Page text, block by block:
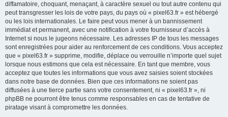
diffamatoire, choquant, menaçant, à caractère sexuel ou tout autre contenu qui
peut transgresser les lois de votre pays, du pays où « pixel63.fr » est hébergé
ou les lois internationales. Le faire peut vous mener à un bannissement
immédiat et permanent, avec une notification à votre fournisseur d’accès à
Internet si nous le jugeons nécessaire. Les adresses IP de tous les messages
sont enregistrées pour aider au renforcement de ces conditions. Vous acceptez
que « pixel63.fr » supprime, modifie, déplace ou verrouille n’importe quel sujet
lorsque nous estimons que cela est nécessaire. En tant que membre, vous
acceptez que toutes les informations que vous avez saisies soient stockées
dans notre base de données. Bien que ces informations ne soient pas
diffusées à une tierce partie sans votre consentement, ni « pixel63.fr », ni
phpBB ne pourront être tenus comme responsables en cas de tentative de
piratage visant à compromettre les données.